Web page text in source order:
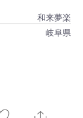
和来夢楽
岐阜県